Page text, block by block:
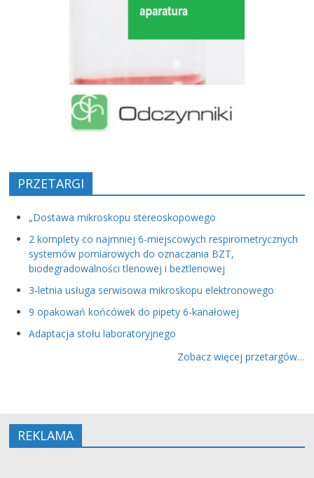
PRZETARGI
„Dostawa mikroskopu stereoskopowego
2 komplety co najmniej 6-miejscowych respirometrycznych
systemów pomiarowych do oznaczania BZT,
biodegradowalności tlenowej i beztlenowej
3-letnia usługa serwisowa mikroskopu elektronowego
9 opakowań końcówek do pipety 6-kanałowej
Adaptacja stołu laboratoryjnego
Zobacz więcej przetargów…
REKLAMA